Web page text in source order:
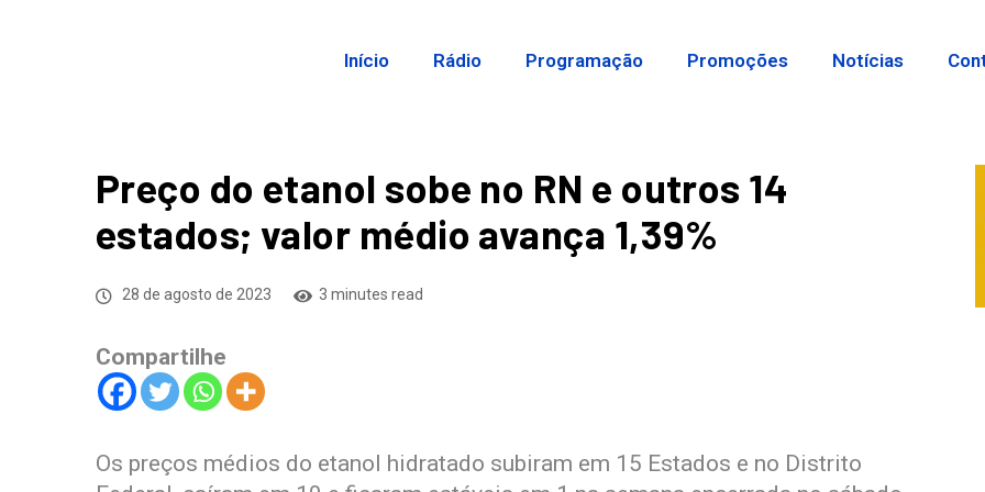
Início Rádio Programação Promoções Notícias
Preço do etanol sobe no RN e outros 14
estados; valor médio avança 1,39%
28 de agosto de 2023 3 minutes read
Compartilhe
Os preços médios do etanol hidratado subiram em 15 Estados e no Distrito